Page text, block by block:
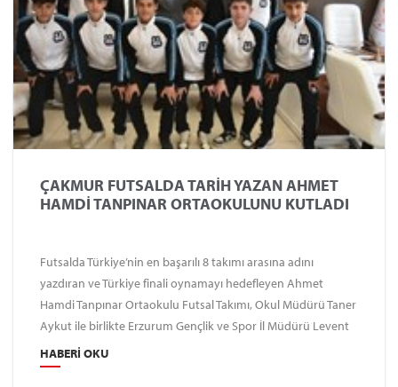
ÇAKMUR FUTSALDA TARİH YAZAN AHMET
HAMDİ TANPINAR ORTAOKULUNU KUTLADI
Futsalda Türkiye’nin en başarılı 8 takımı arasına adını
yazdıran ve Türkiye finali oynamayı hedefleyen Ahmet
Hamdi Tanpınar Ortaokulu Futsal Takımı, Okul Müdürü Taner
Aykut ile birlikte Erzurum Gençlik ve Spor İl Müdürü Levent
Çakmur’u ziyaret etti. Çakmur, genç sporcuları tebrik ederek,
başarı dileklerini iletti.
HABERI OKU